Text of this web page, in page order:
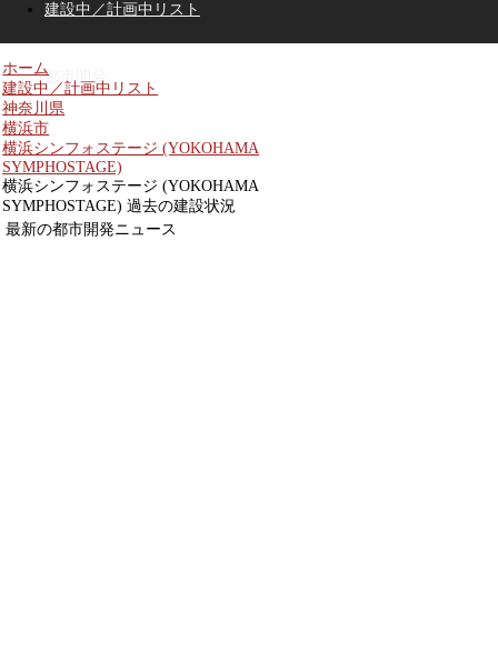
建設中／計画中リスト
都市開発
ホーム
建設中／計画中リスト
神奈川県
横浜市
横浜シンフォステージ (YOKOHAMA
SYMPHOSTAGE)
横浜シンフォステージ (YOKOHAMA
SYMPHOSTAGE) 過去の建設状況
最新の都市開発ニュース